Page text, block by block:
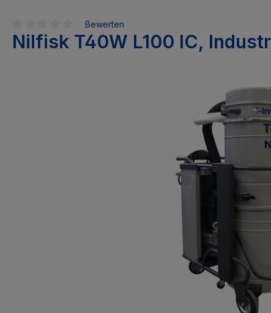
Durchschnittliche Bewertung von 0 von 5 Sternen
Bewerten
Nilfisk T40W L100 IC,